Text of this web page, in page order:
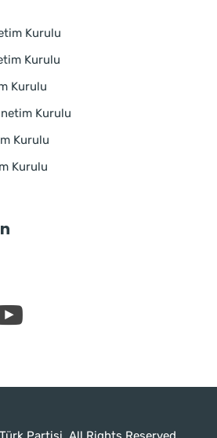
Kurulu
Kurulu
Kurulu
Kurulu
Kurulu
Kurulu